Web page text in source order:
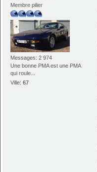
Membre pilier
Messages: 2 974
Une bonne PMA est une PMA
qui roule...
Ville:67